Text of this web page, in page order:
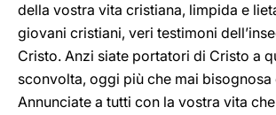
della vostra vita cristiana, limpida e
giovani cristiani, veri testimoni
Cristo. Anzi siate portatori di Cristo a
sconvolta, oggi più che mai bisognosa
Annunciate a tutti con la vostra vita